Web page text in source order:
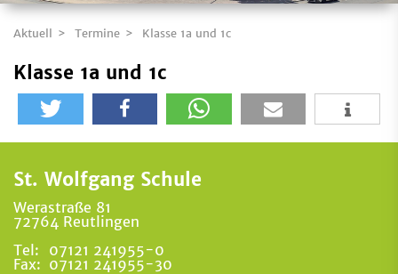
Aktuell Termine Klasse 1a und 1c
Klasse 1a und 1c
St. Wolfgang Schule
Werastraße 81
72764 Reutlingen
Tel:
07121 241955-0
Fax: 07121 241955-30